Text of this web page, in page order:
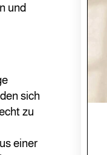
und
sich
zu
einer